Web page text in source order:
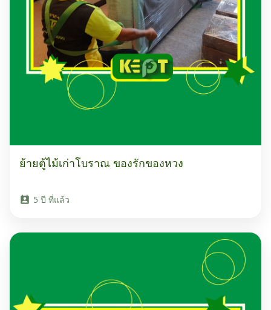
ย้ายตู้ไม้เก่าโบราณ ของรักของหวง
perm_contact_calendar 5 ปี ที่แล้ว